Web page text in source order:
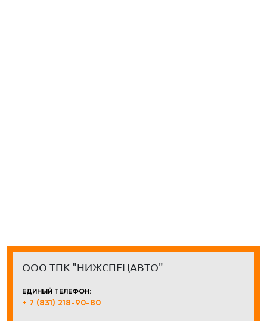
ООО ТПК "НИЖСПЕЦАВТО"
ЕДИНЫЙ ТЕЛЕФОН:
+ 7 (831) 218-90-80